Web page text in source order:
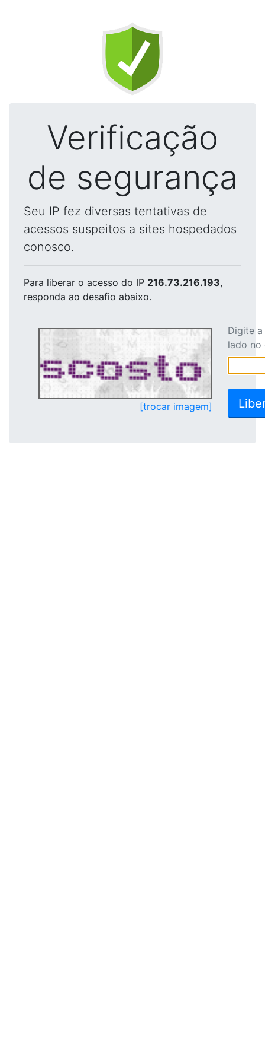
Verificação
de segurança
Seu IP fez diversas tentativas de
acessos suspeitos a sites hospedados
conosco.
Para liberar o acesso do IP 216.73.216.193,
responda ao desafio abaixo.
[trocar imagem]
Digite
lado no